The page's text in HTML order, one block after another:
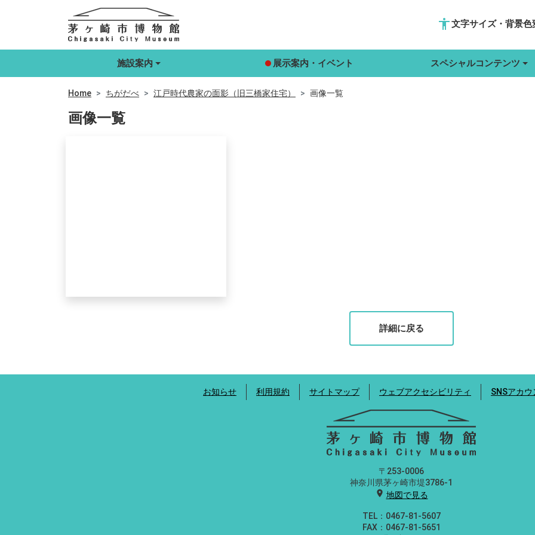
accessibility文字サイズ・背景色
施設案内 展示案内・イベント スペシャルコンテンツ
Home ちがだべ 江戸時代農家の面影（旧三橋家住宅） 画像一覧
画像一覧
詳細に戻る
お知らせ 利用規約 サイトマップ ウェブアクセシビリティ SNSアカ
〒253-0006
神奈川県茅ヶ崎市堤3786-1
location_on 地図で見る
TEL：0467-81-5607
FAX：0467-81-5651